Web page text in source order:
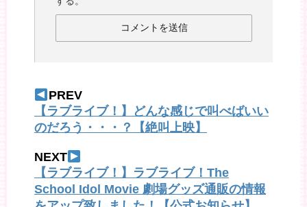
PREV
【ラブライブ！】どんな感じで叫べばいい
のだろう・・・？【絶叫上映】
NEXT
【ラブライブ！】ラブライブ！The
School Idol Movie 劇場グッズ通販の情報